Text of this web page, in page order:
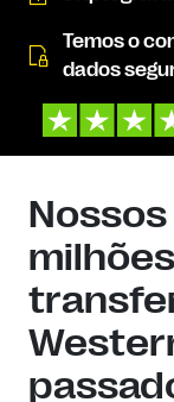
Temos o
dados